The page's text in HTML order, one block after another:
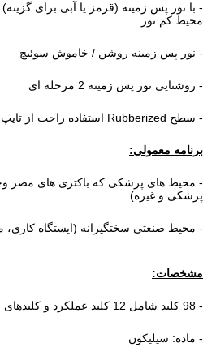
- با نور پس زمینه (قرمز یا آبی برای گزینه)
محیط کم نور
- نور پس زمینه روشن / خاموش سوئیچ
- روشنایی نور پس زمینه 2 مرحله ای
- سطح Rubberized استفاده راحت از تایپ کردن را فراهم می کند
برنامه معمولی:
- محیط های پزشکی که باکتری های مضر
پزشکی و غیره)
- محیط صنعتی سختگیرانه (ایستگاه
مشخصات:
- 98 کلید شامل 12 کلید عملکرد و کلیدهای عددی
- ماده: سیلیکون